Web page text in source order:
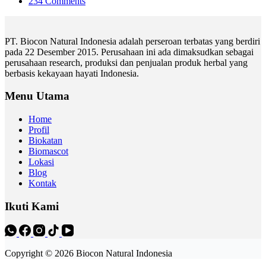
PT. Biocon Natural Indonesia adalah perseroan terbatas yang berdiri
pada 22 Desember 2015. Perusahaan ini ada dimaksudkan sebagai
perusahaan research, produksi dan penjualan produk herbal yang
berbasis kekayaan hayati Indonesia.
Menu Utama
Home
Profil
Biokatan
Biomascot
Lokasi
Blog
Kontak
Ikuti Kami
Copyright © 2026 Biocon Natural Indonesia